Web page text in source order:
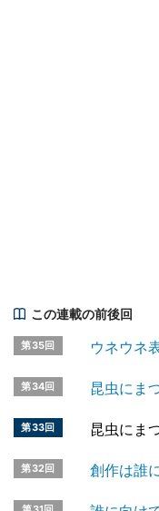
この連載の前後回
第35回 ウネウネ
第34回 昆虫にま
第33回 昆虫にま
第32回 創作は誰